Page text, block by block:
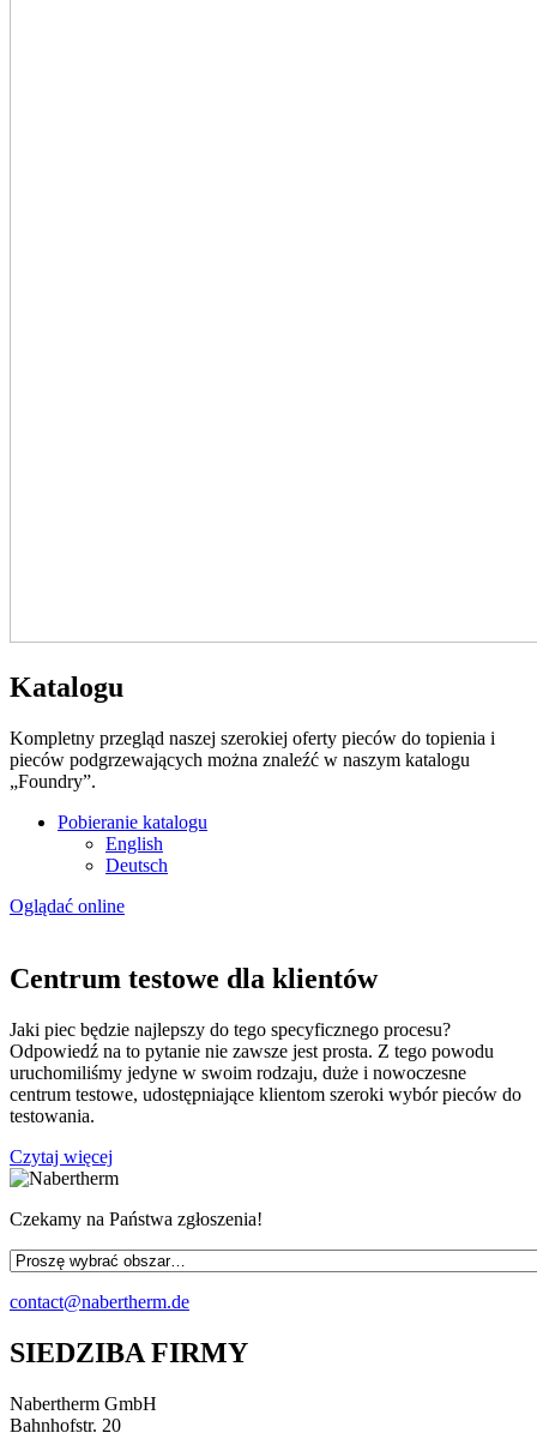
Katalogu
Kompletny przegląd naszej szerokiej oferty pieców do topienia i
pieców podgrzewających można znaleźć w naszym katalogu
„Foundry”.
Pobieranie katalogu
English
Deutsch
Oglądać online
Centrum testowe dla klientów
Jaki piec będzie najlepszy do tego specyficznego procesu?
Odpowiedź na to pytanie nie zawsze jest prosta. Z tego powodu
uruchomiliśmy jedyne w swoim rodzaju, duże i nowoczesne
centrum testowe, udostępniające klientom szeroki wybór pieców do
testowania.
Czytaj więcej
Czekamy na Państwa zgłoszenia!
contact@nabertherm.de
SIEDZIBA FIRMY
Nabertherm GmbH
Bahnhofstr. 20